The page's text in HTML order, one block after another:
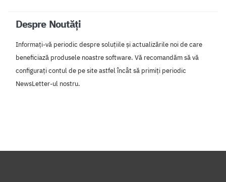
Despre Noutăți
Informați-vă periodic despre soluțiile și actualizările noi de care
beneficiază produsele noastre software. Vă recomandăm să vă
configurați contul de pe site astfel încât să primiți periodic
NewsLetter-ul nostru.